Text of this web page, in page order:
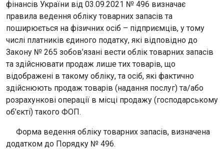
фінансів України від 03.09.2021 № 496 визначає
правила ведення обліку товарних запасів та
поширюється на фізичних осіб – підприємців, у тому
числі платників єдиного податку, які відповідно до
Закону № 265 зобов’язані вести облік товарних запасів
та здійснювати продаж лише тих товарів, що
відображені в такому обліку, та осіб, які фактично
здійснюють продаж товарів (надання послуг) та/або
розрахункові операції в місці продажу (господарському
об’єкті) такого ФОП.
Форма ведення обліку товарних запасів, визначена
додатком до Порядку № 496.